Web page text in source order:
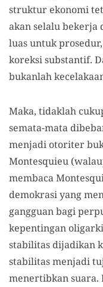
struktur ekonomi
akan selalu bekerja
luas untuk
koreksi substantif.
bukanlah
Maka, tidaklah
semata-mata
menjadi otoriter
Montesquieu
membaca
demokrasi yang
gangguan bagi
kepentingan
stabilitas dijadikan
stabilitas menjadi
menertibkan suara.